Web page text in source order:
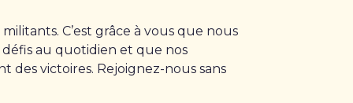
C’est grâce à vous que nous
au quotidien et que nos
des victoires. Rejoignez-nous sans